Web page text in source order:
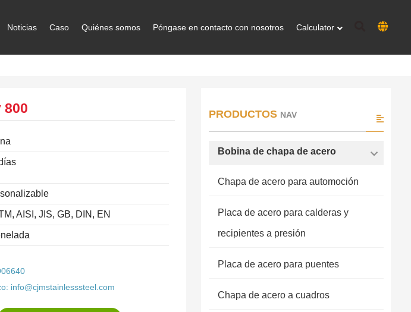
Noticias Caso Quiénes somos Póngase en contacto con nosotros Calculator
800
AISI, JIS, GB, DIN, EN
info@cjmstainlesssteel.com
PRODUCTOS NAV
Bobina de chapa de acero
Chapa de acero para automoción
Placa de acero para calderas y
recipientes a presión
Placa de acero para puentes
Chapa de acero a cuadros